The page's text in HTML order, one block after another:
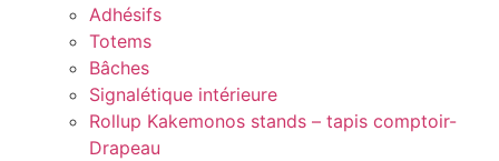
Adhésifs
Totems
Bâches
Signalétique intérieure
Rollup Kakemonos stands – tapis comptoir-
Drapeau